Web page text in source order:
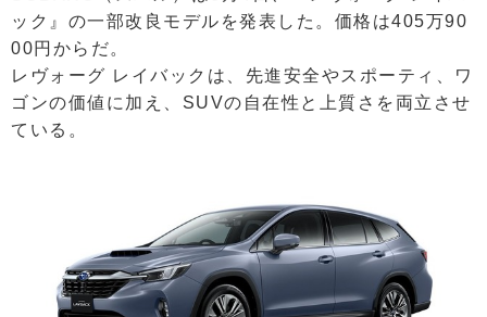
ック』の一部改良モデルを発表した。価格は405万90
00円からだ。
レヴォーグ レイバックは、先進安全やスポーティ、ワ
ゴンの価値に加え、SUVの自在性と上質さを両立させ
ている。